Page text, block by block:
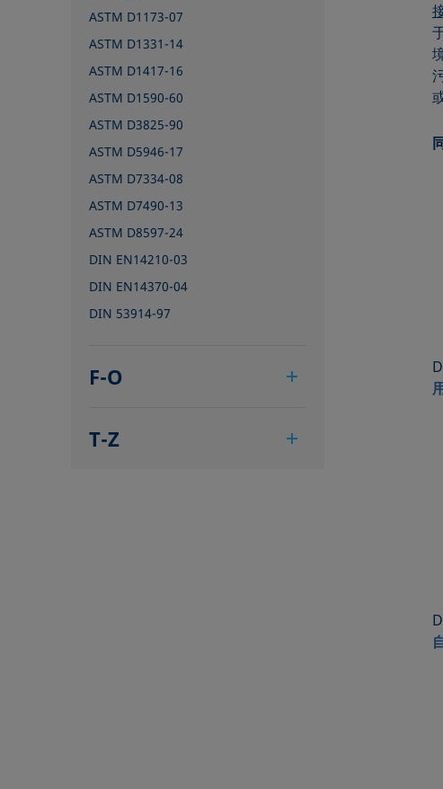
ASTM D1173-07
ASTM D1331-14
ASTM D1417-16
ASTM D1590-60
ASTM D3825-90
ASTM D5946-17
ASTM D7334-08
ASTM D7490-13
ASTM D8597-24
DIN EN14210-03
DIN EN14370-04
DIN 53914-97
F-O
IEC TR 62039:2021
T-Z